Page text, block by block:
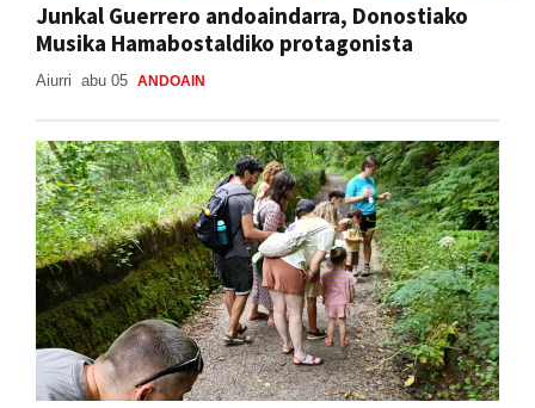
Junkal Guerrero andoaindarra, Donostiako
Musika Hamabostaldiko protagonista
Aiurri abu 05 ANDOAIN